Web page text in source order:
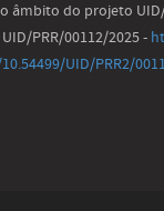
âmbito do projeto
PRR/00112/2025 -
UID/PRR2/